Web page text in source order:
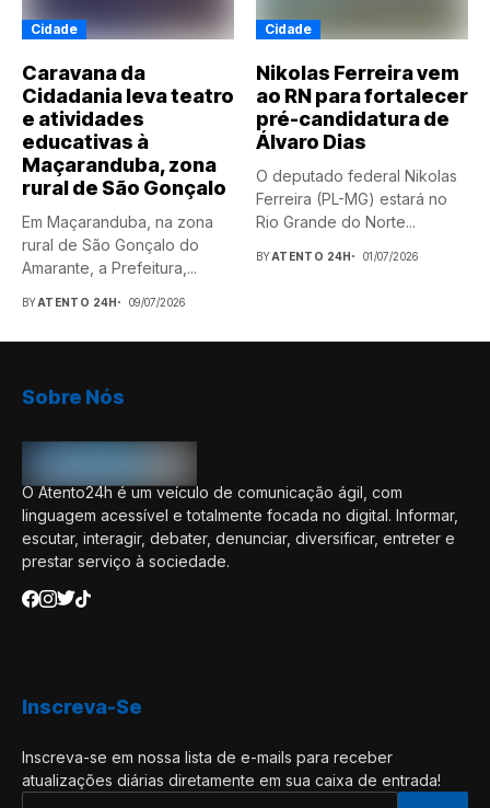
Cidade
Caravana da
Cidadania leva teatro
e atividades
educativas à
Maçaranduba, zona
rural de São Gonçalo
Em Maçaranduba, na zona
rural de São Gonçalo do
Amarante, a Prefeitura,...
BYATENTO 24H 09/07/2026
Cidade
Nikolas Ferreira vem
ao RN para fortalecer
pré-candidatura de
Álvaro Dias
O deputado federal Nikolas
Ferreira (PL-MG) estará no
Rio Grande do Norte...
BYATENTO 24H 01/07/2026
Sobre Nós
O Atento24h é um veículo de comunicação ágil, com
linguagem acessível e totalmente focada no digital. Informar,
escutar, interagir, debater, denunciar, diversificar, entreter e
prestar serviço à sociedade.
Inscreva-Se
Inscreva-se em nossa lista de e-mails para receber
atualizações diárias diretamente em sua caixa de entrada!